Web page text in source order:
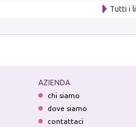
Tutti i
AZIENDA
chi siamo
dove siamo
contattaci